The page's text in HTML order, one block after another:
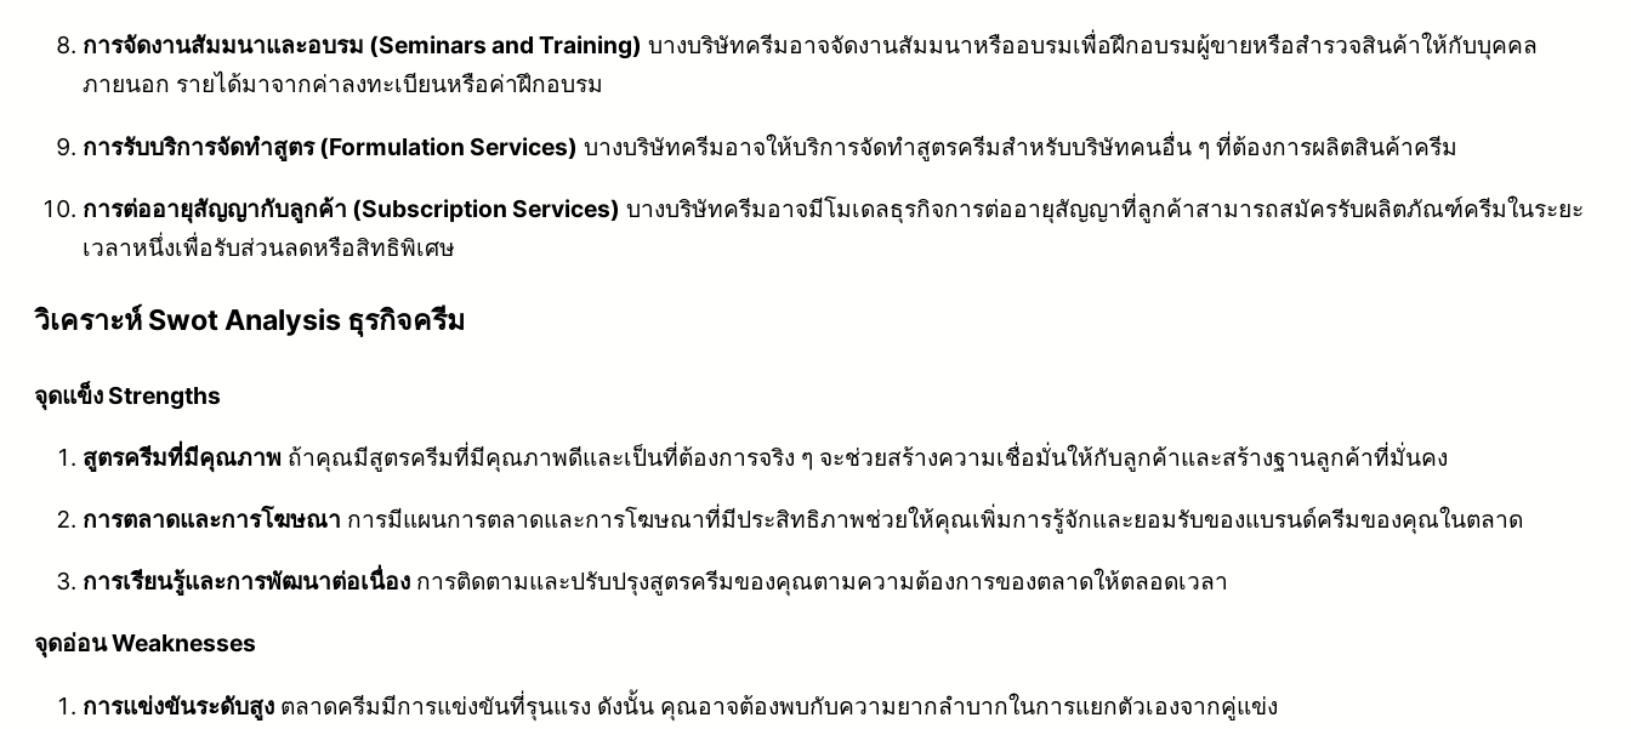
การจัดงานสัมมนาและอบรม (Seminars and Training) บางบริษัทครีมอาจจัดงานสัมมนาหรืออบรมเพื่อฝึกอบรมผู้ขายหรือสำรวจสินค้าให้กับบุคคล
ภายนอก รายได้มาจากค่าลงทะเบียนหรือค่าฝึกอบรม
การรับบริการจัดทำสูตร (Formulation Services) บางบริษัทครีมอาจให้บริการจัดทำสูตรครีมสำหรับบริษัทคนอื่น ๆ ที่ต้องการผลิตสินค้าครีม
การต่ออายุสัญญากับลูกค้า (Subscription Services) บางบริษัทครีมอาจมีโมเดลธุรกิจการต่ออายุสัญญาที่ลูกค้าสามารถสมัครรับผลิตภัณฑ์ครีมในระยะ
เวลาหนึ่งเพื่อรับส่วนลดหรือสิทธิพิเศษ
วิเคราะห์ Swot Analysis ธุรกิจครีม
จุดแข็ง Strengths
สูตรครีมที่มีคุณภาพ ถ้าคุณมีสูตรครีมที่มีคุณภาพดีและเป็นที่ต้องการจริง ๆ จะช่วยสร้างความเชื่อมั่นให้กับลูกค้าและสร้างฐานลูกค้าที่มั่นคง
การตลาดและการโฆษณา การมีแผนการตลาดและการโฆษณาที่มีประสิทธิภาพช่วยให้คุณเพิ่มการรู้จักและยอมรับของแบรนด์ครีมของคุณในตลาด
การเรียนรู้และการพัฒนาต่อเนื่อง การติดตามและปรับปรุงสูตรครีมของคุณตามความต้องการของตลาดให้ตลอดเวลา
จุดอ่อน Weaknesses
การแข่งขันระดับสูง ตลาดครีมมีการแข่งขันที่รุนแรง ดังนั้น คุณอาจต้องพบกับความยากลำบากในการแยกตัวเองจากคู่แข่ง